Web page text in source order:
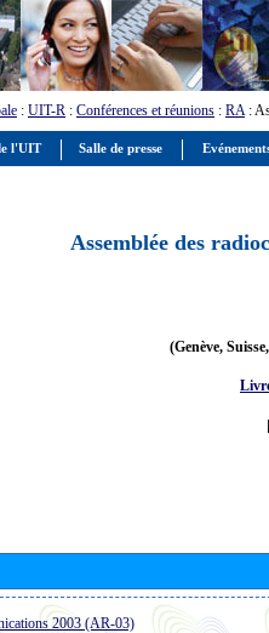
: UIT-R : Conférences et réunions : RA:
Assemblée des
(Genève,
2003 (AR-03)
l'UIT Salle de presse